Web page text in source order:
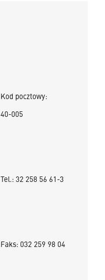
Kod pocztowy:
40-005
Tel.: 32 258 56 61-3
Faks: 032 259 98 04